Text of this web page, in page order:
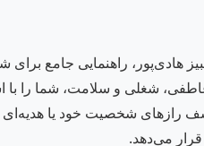
هادی‌پور، راهنمایی جامع
شغلی و سلامت، شما را با
رازهای شخصیت خود یا هدیه‌ای
می‌دهد.